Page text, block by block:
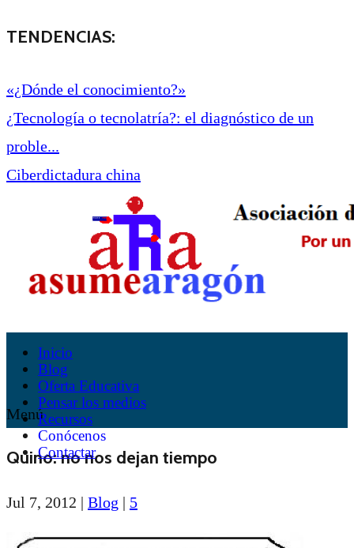
TENDENCIAS:
«¿Dónde el conocimiento?»
¿Tecnología o tecnolatría?: el diagnóstico de un
proble...
Ciberdictadura china
Inicio
Blog
Oferta Educativa
Pensar los medios
Recursos
Conócenos
Contactar
Menú
Quino: no nos dejan tiempo
Jul 7, 2012 | Blog | 5